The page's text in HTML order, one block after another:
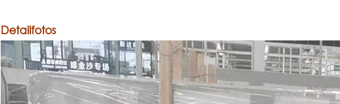
Detailfotos